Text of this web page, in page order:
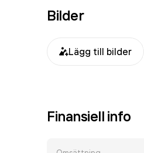
Bilder
Lägg till bilder
Finansiell info